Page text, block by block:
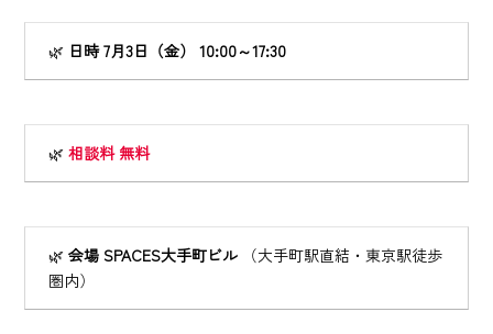
🌿 日時 7月3日（金） 10:00～17:30
🌿 相談料 無料
🌿 会場 SPACES大手町ビル （大手町駅直結・東京駅徒歩
圏内）